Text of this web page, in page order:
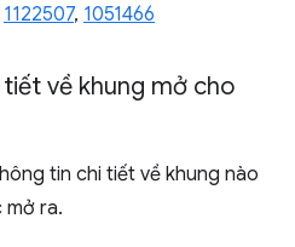
1122507, 1051466
về khung mở cho
tin chi tiết về khung nào
mở ra.